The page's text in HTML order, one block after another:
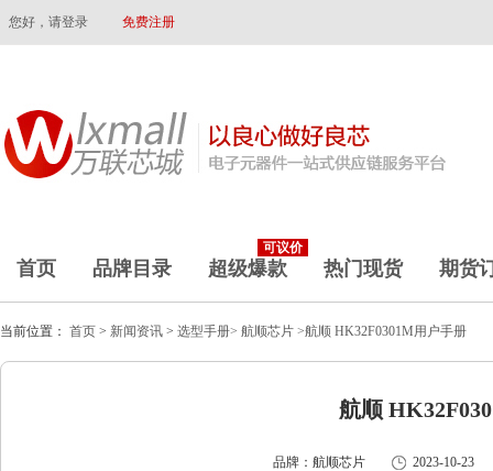
您好，请登录 免费注册
首页 品牌目录
可议价
超级爆款 热门现货 期货
当前位置： 首页 > 新闻资讯 > 选型手册> 航顺芯片 >航顺 HK32F0301M用户手册
航顺
品牌：航顺芯片 2023-10-23